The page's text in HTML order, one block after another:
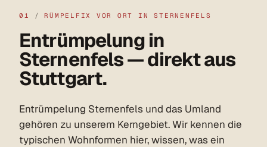
01 / RÜMPELFIX VOR ORT IN STERNENFELS
Entrümpelung in
Sternenfels — direkt aus
Stuttgart.
Entrümpelung Sternenfels und das Umland
gehören zu unserem Kerngebiet. Wir kennen die
typischen Wohnformen hier, wissen, was ein